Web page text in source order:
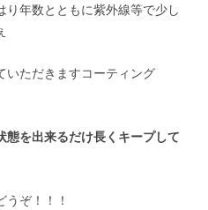
年数とともに紫外線等で少し
いただきますコーティング
態を出来るだけ長くキープして
ぞ！！！